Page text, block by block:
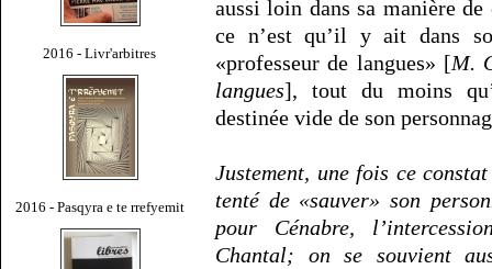
2016 - Livr'arbitres
2016 - Pasqyra e te rrefyemit
aussi loin dans sa manière
ce n’est qu’il y ait dans
«professeur de langues» [M.
langues], tout du moins
destinée vide de son
Justement, une fois ce
tenté de «sauver» son
pour Cénabre,
Chantal; on se souvient